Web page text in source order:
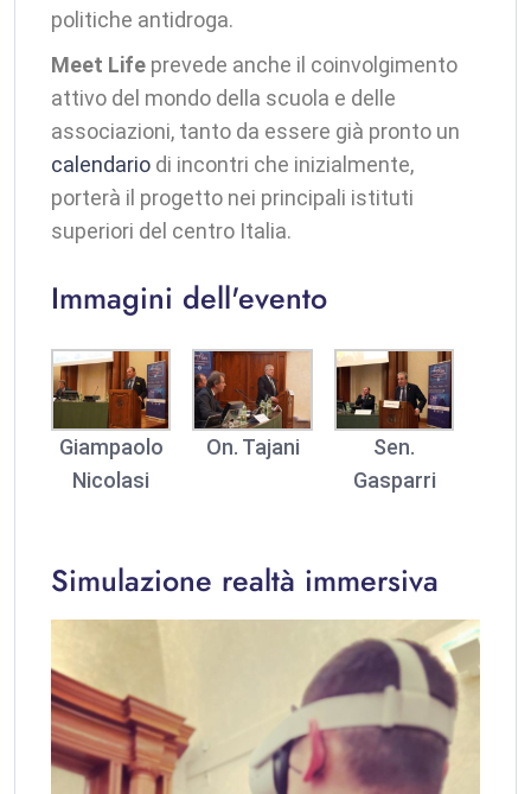
politiche antidroga.
Meet Life prevede anche il coinvolgimento
attivo del mondo della scuola e delle
associazioni, tanto da essere già pronto un
calendario di incontri che inizialmente,
porterà il progetto nei principali istituti
superiori del centro Italia.
Immagini dell'evento
Giampaolo
Nicolasi
On. Tajani
Sen.
Gasparri
Simulazione realtà immersiva